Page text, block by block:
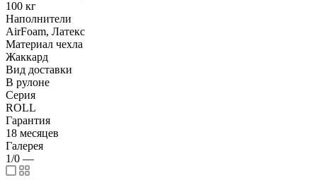
100 кг
Наполнители
AirFoam, Латекс
Материал чехла
Жаккард
Вид доставки
В рулоне
Серия
ROLL
Гарантия
18 месяцев
Галерея
1/0 —